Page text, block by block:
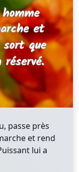
passe près
et rend
lui a